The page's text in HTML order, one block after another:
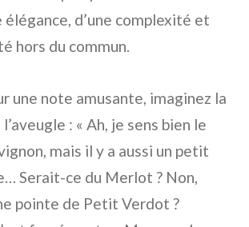
élégance, d’une complexité et
hors du commun.
une note amusante, imaginez la
: « Ah, je sens bien le
mais il y a aussi un petit
Serait-ce du Merlot ? Non,
pointe de Petit Verdot ?